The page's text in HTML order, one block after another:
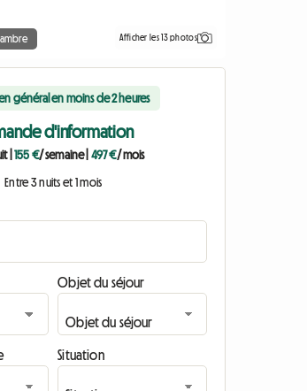
Afficher les 13 photos
général en moins de 2 heures
d'information
|155 €/ semaine| 497 €/ mois
Entre 3 nuits et 1 mois
Objet du séjour
Situation